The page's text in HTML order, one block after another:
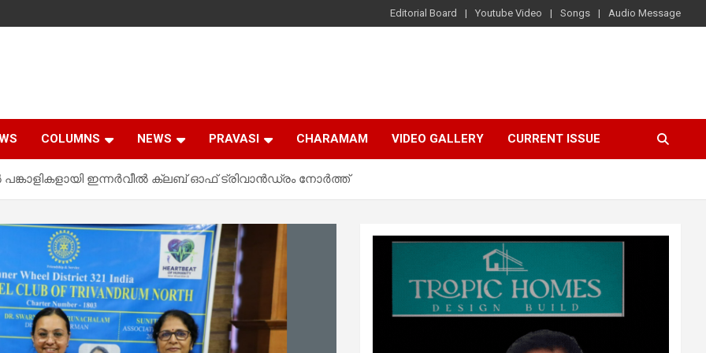
Editorial Board Youtube Video Songs Audio Message
COLUMNS NEWS PRAVASI CHARAMAM VIDEO GALLERY CURRENT ISSUE
ഇന്നര്‍വീല്‍ ക്ലബ് ഓഫ് ട്രിവാന്‍ഡ്രം നോര്‍ത്ത്